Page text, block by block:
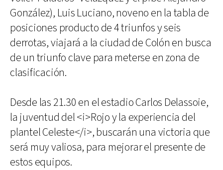
González), Luis Luciano, noveno en la tabla de
posiciones producto de 4 triunfos y seis
derrotas, viajará a la ciudad de Colón en busca
de un triunfo clave para meterse en zona de
clasificación.
Desde las 21.30 en el estadio Carlos Delassoie,
la juventud del <i>Rojo y la experiencia del
plantel Celeste</i>, buscarán una victoria que
será muy valiosa, para mejorar el presente de
estos equipos.